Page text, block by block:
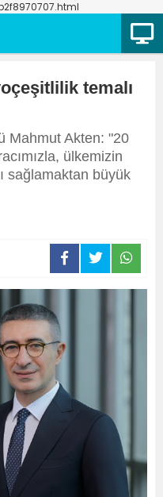
temalı
Mahmut Akten: "20
ülkemizin
sağlamaktan büyük